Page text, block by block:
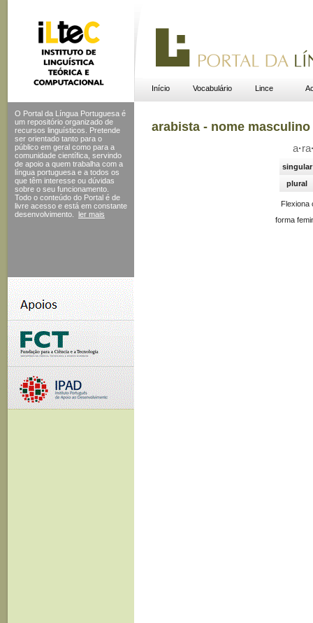
Início Vocabulário Lince
O Portal da Língua Portuguesa é
um repositório organizado de
recursos linguísticos. Pretende
ser orientado tanto para o
público em geral como para a
comunidade científica, servindo
de apoio a quem trabalha com a
língua portuguesa e a todos os
que têm interesse ou dúvidas
sobre o seu funcionamento.
Todo o conteúdo do Portal é de
livre acesso e está em constante
desenvolvimento.
ler mais
arabista - nome masculino
a·ra
singular
plural
Flexiona
forma